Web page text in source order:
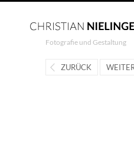
Fotografie und Gestaltung
ZURÜCK